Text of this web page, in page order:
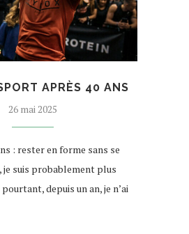
APRÈS 40 ANS
26 mai 2025
: rester en forme sans se
je suis probablement plus
depuis un an, je n’ai